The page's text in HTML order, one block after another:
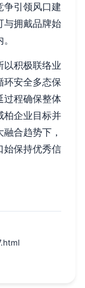
争引领风口建
与拥戴品牌始
以积极联络业
环安全多态保
过程确保整体
柏企业目标并
合趋势下，
始保持优秀信